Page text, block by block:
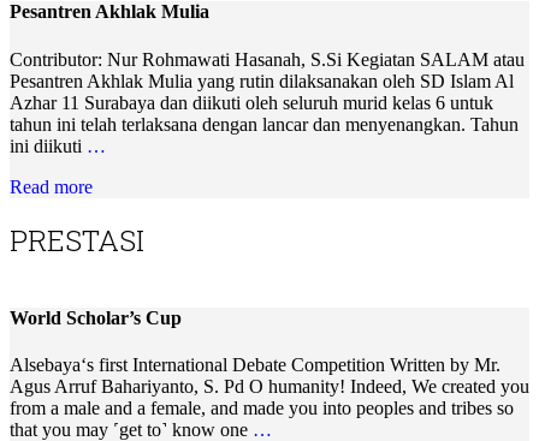
Pesantren Akhlak Mulia
Contributor: Nur Rohmawati Hasanah, S.Si Kegiatan SALAM atau
Pesantren Akhlak Mulia yang rutin dilaksanakan oleh SD Islam Al
Azhar 11 Surabaya dan diikuti oleh seluruh murid kelas 6 untuk
tahun ini telah terlaksana dengan lancar dan menyenangkan. Tahun
ini diikuti …
Read more
PRESTASI
World Scholar’s Cup
Alsebaya‘s first International Debate Competition Written by Mr.
Agus Arruf Bahariyanto, S. Pd O humanity! Indeed, We created you
from a male and a female, and made you into peoples and tribes so
that you may ˹get to˺ know one …